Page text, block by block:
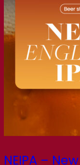
NEIPA –